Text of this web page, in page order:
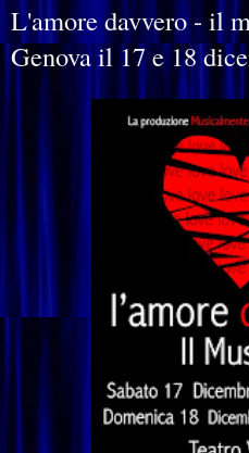
L'amore davvero - il
Genova il 17 e 18